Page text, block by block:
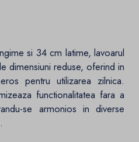
si 34 cm latime, lavoarul
dimensiuni reduse, oferind in
pentru utilizarea zilnica.
functionalitatea fara a
se armonios in diverse